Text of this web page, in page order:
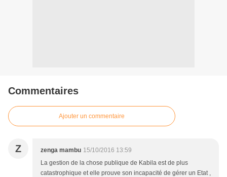
Commentaires
Ajouter un commentaire
Z zenga mambu 15/10/2016 13:59
La gestion de la chose publique de Kabila est de plus
catastrophique et elle prouve son incapacité de gérer un Etat ,